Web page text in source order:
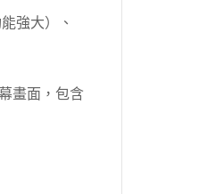
強大）、
畫面，包含